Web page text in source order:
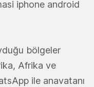
bölgeler
Afrika ve
ile anavatanı